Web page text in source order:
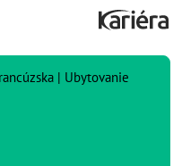
| Ubytovanie